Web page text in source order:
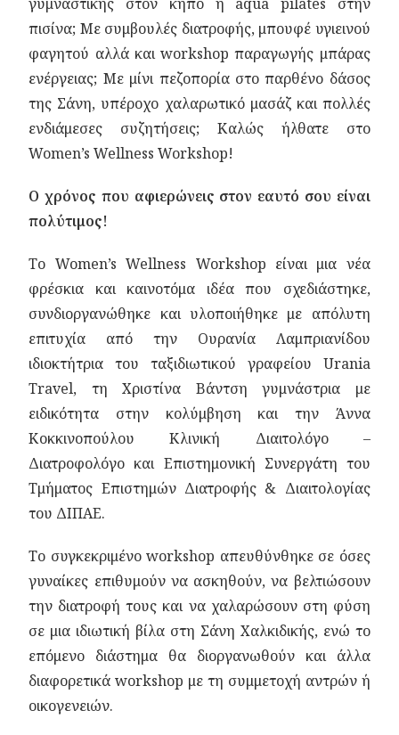
πισίνα; Mε συμβουλές διατροφής, μπουφέ υγιεινού
φαγητού αλλά και workshop παραγωγής μπάρας
ενέργειας; Με μίνι πεζοπορία στο παρθένο δάσος
της Σάνη, υπέροχο χαλαρωτικό μασάζ και πολλές
ενδιάμεσες συζητήσεις; Καλώς ήλθατε στο
Women’s Wellness Workshop!
Ο χρόνος που αφιερώνεις στον εαυτό σου είναι
πολύτιμος!
Το Women’s Wellness Workshop είναι μια νέα
φρέσκια και καινοτόμα ιδέα που σχεδιάστηκε,
συνδιοργανώθηκε και υλοποιήθηκε με απόλυτη
επιτυχία από την Ουρανία Λαμπριανίδου
ιδιοκτήτρια του ταξιδιωτικού γραφείου Urania
Τravel, τη Χριστίνα Βάντση γυμνάστρια με
ειδικότητα στην κολύμβηση και την Άννα
Κοκκινοπούλου Κλινική Διαιτολόγο –
Διατροφολόγο και Επιστημονική Συνεργάτη του
Τμήματος Επιστημών Διατροφής & Διαιτολογίας
του ΔΙΠΑΕ.
Το συγκεκριμένο workshop απευθύνθηκε σε όσες
γυναίκες επιθυμούν να ασκηθούν, να βελτιώσουν
την διατροφή τους και να χαλαρώσουν στη φύση
σε μια ιδιωτική βίλα στη Σάνη Χαλκιδικής, ενώ το
επόμενο διάστημα θα διοργανωθούν και άλλα
διαφορετικά workshop με τη συμμετοχή αντρών ή
οικογενειών.